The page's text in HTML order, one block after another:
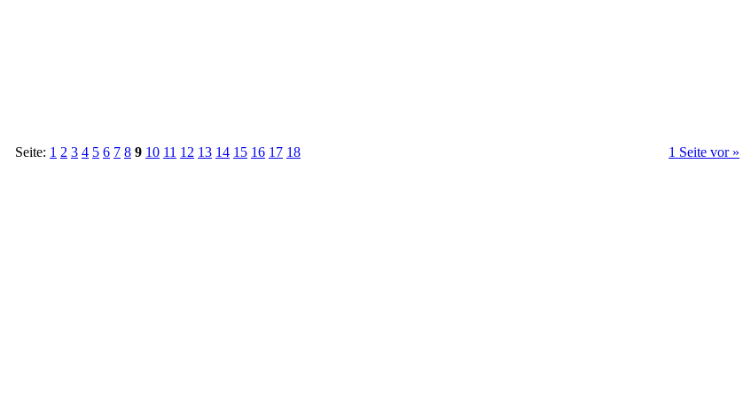
Seite: 1 2 3 4 5 6 7 8 9 10 11 12 13 14 15 16 17 18 1 Seite vor »